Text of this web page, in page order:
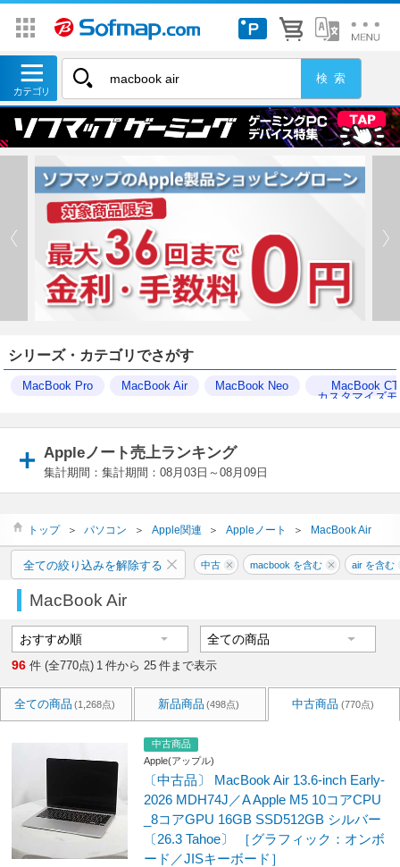
シリーズ・カテゴリでさがす
MacBook Pro MacBook Air MacBook Neo
MacBook
カスタマイズ
Appleノート売上ランキング
集計期間：集計期間：08月03日～08月09日
トップ ＞ パソコン ＞ Apple関連 ＞ Appleノート ＞ MacBook Air
全ての絞り込みを解除する 中古 macbook を含む air を含む
MacBook Air
96 件 (全770点) 1 件から 25 件まで表示
全ての商品 (1,268点) 新品商品 (498点) 中古商品 (770点)
中古商品
Apple(アップル)
〔中古品〕 MacBook Air 13.6-inch Early-
2026 MDH74J／A Apple M5 10コアCPU
_8コアGPU 16GB SSD512GB シルバー
〔26.3 Tahoe〕 ［グラフィック：オンボ
ード／JISキーボード］